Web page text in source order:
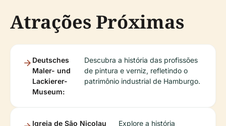
Atrações Próximas
Deutsches
Maler- und
Lackierer-
Museum:
Descubra a história das profissões
de pintura e verniz, refletindo o
patrimônio industrial de Hamburgo.
Igreja de São Nicolau
Explore a história